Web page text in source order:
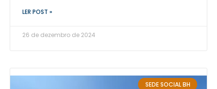
LER POST »
26 de dezembro de 2024
SEDE SOCIAL BH